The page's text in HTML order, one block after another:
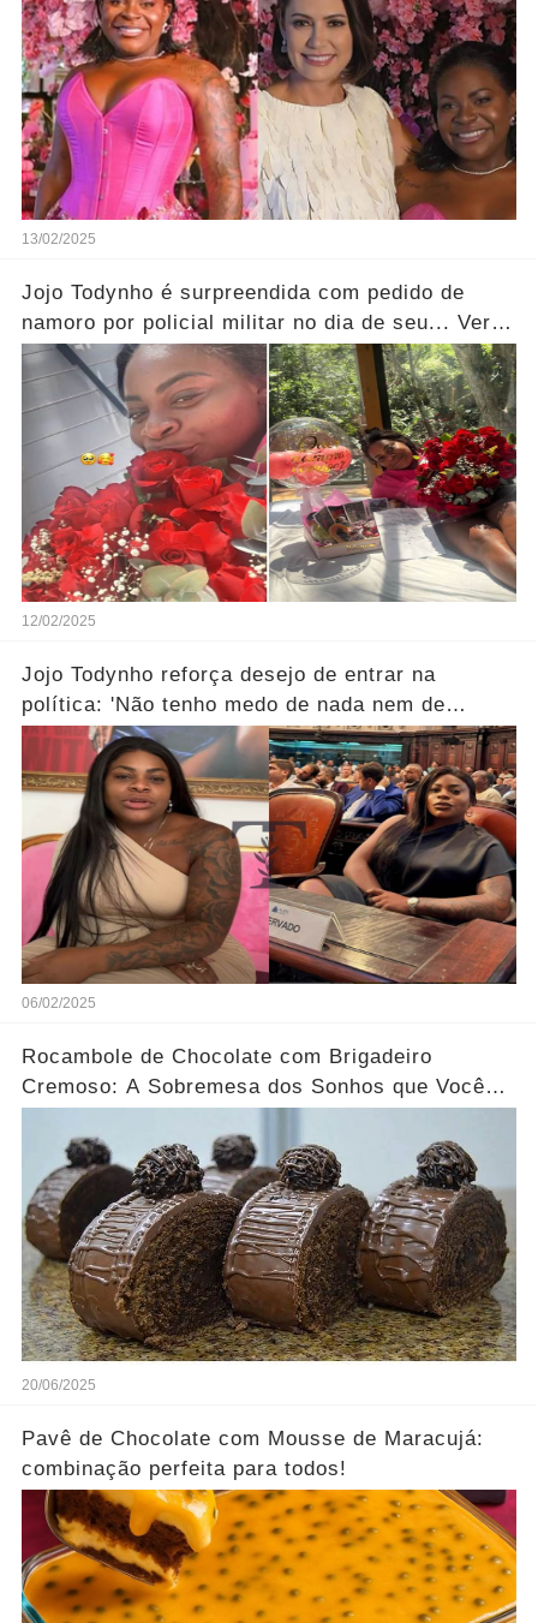
13/02/2025
Jojo Todynho é surpreendida com pedido de
namoro por policial militar no dia de seu... Ver
mais
12/02/2025
Jojo Todynho reforça desejo de entrar na
política: 'Não tenho medo de nada nem de
ninguém'...Ver mais
06/02/2025
Rocambole de Chocolate com Brigadeiro
Cremoso: A Sobremesa dos Sonhos que Você
20/06/2025
Pavê de Chocolate com Mousse de Maracujá:
combinação perfeita para todos!